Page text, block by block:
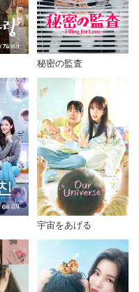
秘密の監査
宇宙をあげる